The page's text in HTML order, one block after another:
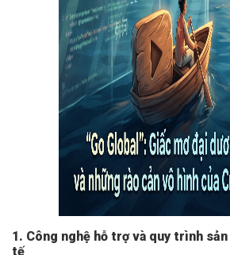
1. Công nghệ hỗ trợ và quy trình
tế